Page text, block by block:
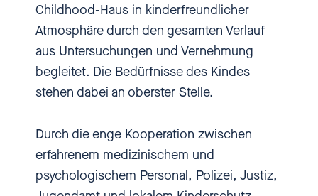
Hi, herzlich willkommen bei
einbiszwei, dem Podcast über
Sexismus, sexuelle Übergriffe
und sexuelle Gewalt gegen
Nadia Kailouli und in diesem
Podcast geht es um persönliche
Geschichten, um akute
Childhood-Haus in kinderfreundlicher
Atmosphäre durch den gesamten Verlauf
aus Untersuchungen und Vernehmung
begleitet. Die Bedürfnisse des Kindes
stehen dabei an oberster Stelle.
Durch die enge Kooperation zwischen
erfahrenem medizinischem und
psychologischem Personal, Polizei, Justiz,